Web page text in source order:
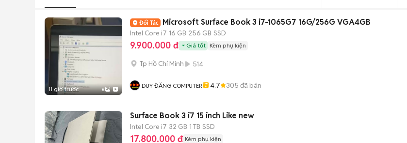
11 giờ trước 6
Microsoft Surface Book 3 i7-1065G7 16G/256G VGA4GB
Intel Core i7 16 GB 256 GB SSD
9.900.000 đ Giá tốt Kèm phụ kiện
Tp Hồ Chí Minh 514
DUY ĐĂNG COMPUTER 4.7 305 đã bán
Surface Book 3 i7 15 inch Like new
Intel Core i7 32 GB 1 TB SSD
17.800.000 đ Kèm phụ kiện